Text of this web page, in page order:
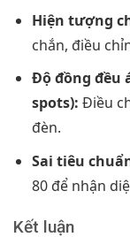
Hiện tượng
chắn, điều
Độ đồng đều
spots): Điều
đèn.
Sai tiêu
80 để nhận
Kết luận